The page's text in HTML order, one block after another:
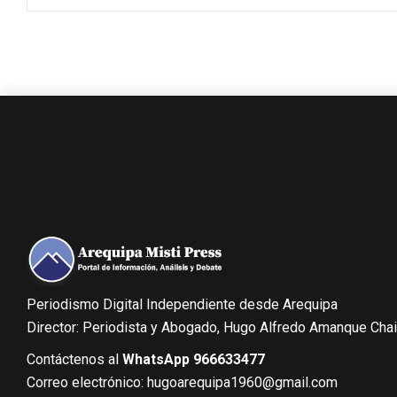
Periodismo Digital Independiente desde Arequipa
Director: Periodista y Abogado, Hugo Alfredo Amanque
Contáctenos al WhatsApp 966633477
Correo electrónico: hugoarequipa1960@gmail.com